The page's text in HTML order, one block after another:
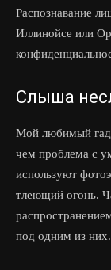
Распознавание
Иллинойсе или
Слыша
Мой любимый
чем проблема с
используют
тлеющий огонь.
под одним из